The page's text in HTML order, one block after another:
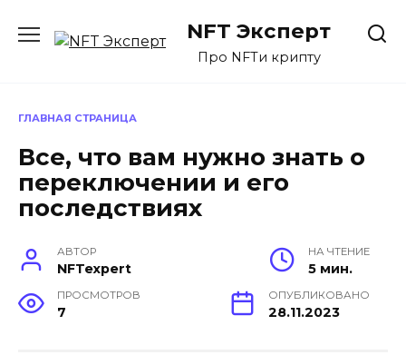
содержанию
NFT Эксперт
Про NFTи крипту
ГЛАВНАЯ СТРАНИЦА
Все, что вам нужно знать о
переключении и его
последствиях
АВТОР
NFTexpert
НА ЧТЕНИЕ
5 мин.
ПРОСМОТРОВ
7
ОПУБЛИКОВАНО
28.11.2023